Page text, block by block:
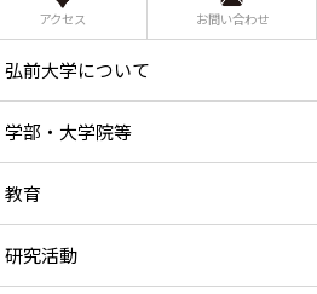
アクセス お問い合わせ
弘前大学について
学部・大学院等
教育
研究活動